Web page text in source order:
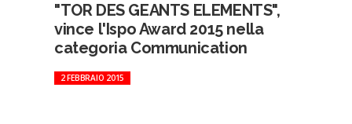
"TOR DES GEANTS ELEMENTS",
vince l'Ispo Award 2015 nella
categoria Communication
2 FEBBRAIO 2015